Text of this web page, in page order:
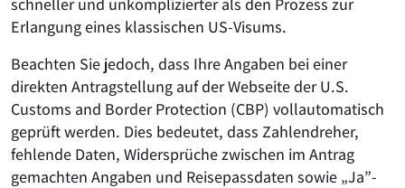
Erlangung eines klassischen US-Visums.
Beachten Sie jedoch, dass Ihre Angaben bei einer
direkten Antragstellung auf der Webseite der U.S.
Customs and Border Protection (CBP) vollautomatisch
geprüft werden. Dies bedeutet, dass Zahlendreher,
fehlende Daten, Widersprüche zwischen im Antrag
gemachten Angaben und Reisepassdaten sowie „Ja”-